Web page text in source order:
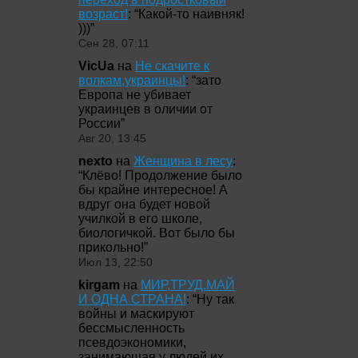
возраст!: “Какой-то наивняк!
)))”
Сен 28, 07:11
VicUa на Не скачите к
волкам,украинцы!: “зато
Европа не убивает
украинцев в оличии от
России”
Авг 20, 13:45
nexto на Женщина в лесу:
“Клёво! Продолжение было
бы крайне интересное! А
вдруг она будет новой
училкой в его школе,
биологичкой. Вот было бы
прикольно!”
Июл 13, 22:50
kirgam на МИР,ТРУД,МАЙ
И ОДНА СТРАНА!: “Ну так
войны и маскируют
бессмысленность
псевдоэкономики,